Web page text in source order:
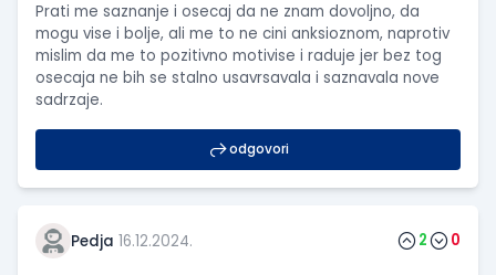
Prati me saznanje i osecaj da ne znam dovoljno, da
mogu vise i bolje, ali me to ne cini anksioznom, naprotiv
mislim da me to pozitivno motivise i raduje jer bez tog
osecaja ne bih se stalno usavrsavala i saznavala nove
sadrzaje.
odgovori
Pedja 16.12.2024. 2 0